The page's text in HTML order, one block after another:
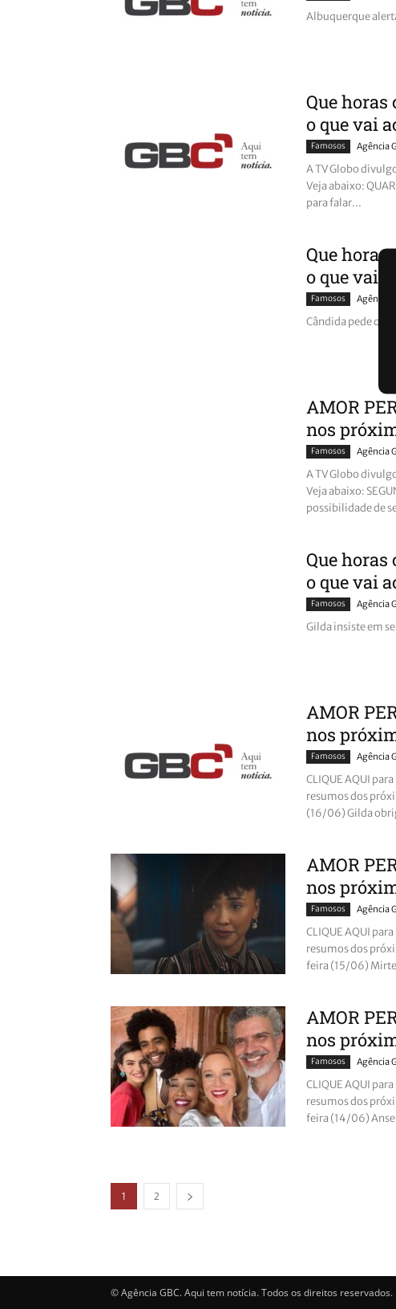
Albuquerque
Que horas
o que vai
Famosos Agência
A TV Globo
Veja abaixo:
para falar...
Que horas
o que vai
Famosos Agência
Cândida pede que
AMOR
nos
Famosos Agência
A TV Globo
Veja abaixo:
possibilidade de
Que horas
o que vai
Famosos Agência
Gilda insiste em
AMOR
nos
Famosos Agência
CLIQUE AQUI
resumos dos
(16/06) Gilda
AMOR
nos
Famosos Agência
CLIQUE AQUI
resumos dos
feira (15/06)
AMOR
nos
Famosos Agência
CLIQUE AQUI
resumos dos
feira (14/06)
1 2
© Agência GBC. Aqui tem notícia. Todos os direitos reservados.